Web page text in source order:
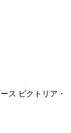
ス ビクトリア・